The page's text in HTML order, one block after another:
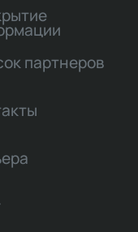
партнеров